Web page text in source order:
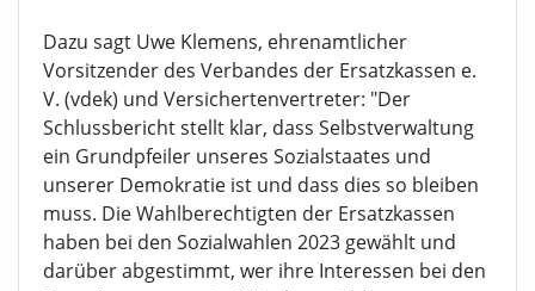
Dazu sagt Uwe Klemens, ehrenamtlicher
Vorsitzender des Verbandes der Ersatzkassen e.
V. (vdek) und Versichertenvertreter: "Der
Schlussbericht stellt klar, dass Selbstverwaltung
ein Grundpfeiler unseres Sozialstaates und
unserer Demokratie ist und dass dies so bleiben
muss. Die Wahlberechtigten der Ersatzkassen
haben bei den Sozialwahlen 2023 gewählt und
darüber abgestimmt, wer ihre Interessen bei den